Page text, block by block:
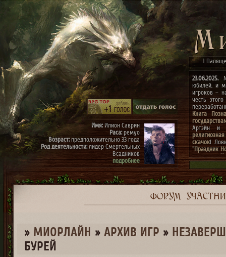
1
23.06.2025.
юбилей, и
игроков –
честь
Книга
Артэйн и
скачок!
"Праздник
конкурсах
архиве"(до
к
Имя:Илион Саврин
Раса:ремуо
Возраст:предположительно 33 года
Род деятельности:лидер Смертельных
Всадников
подробнее
Имя:Тэрис
Раса:ремуо
Возраст:предположительно 30 лет
подробнее
ФОРУМ
» МИОРЛАЙН » ­АРХИВ ИГР »
БУРЕЙ